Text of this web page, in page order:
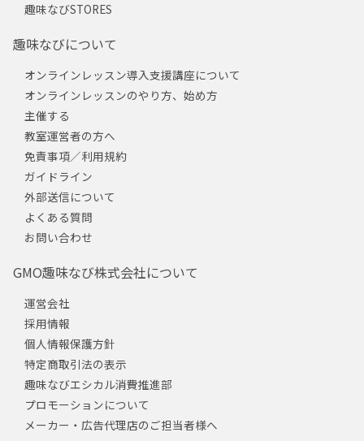
趣味なびSTORES
趣味なびについて
オンラインレッスン導入支援講座について
オンラインレッスンのやり方、始め方
主催する
教室運営者の方へ
免責事項／利用規約
ガイドライン
外部送信について
よくある質問
お問い合わせ
GMO趣味なび株式会社について
運営会社
採用情報
個人情報保護方針
特定商取引法の表示
趣味なびエシカル消費推進部
プロモーションについて
メーカー・広告代理店のご担当者様へ